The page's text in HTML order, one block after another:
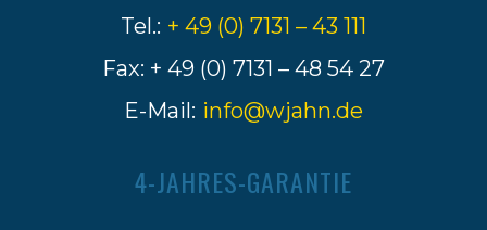
Tel.: + 49 (0) 7131 – 43 111
Fax: + 49 (0) 7131 – 48 54 27
E-Mail: info@wjahn.de
4-JAHRES-GARANTIE